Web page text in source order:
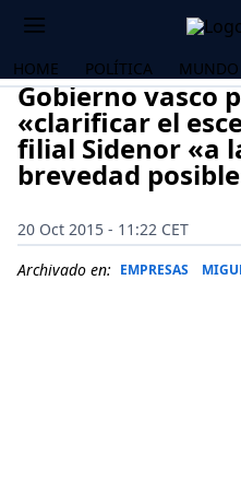
HOME POLÍTICA MUNDO
Gobierno vasco
«clarificar el
filial Sidenor «a
brevedad
20 Oct 2015 - 11:22 CET
Archivado en: EMPRESAS